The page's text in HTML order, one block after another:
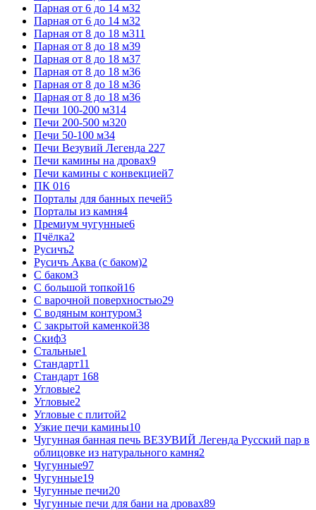
Парная от 6 до 14 м32
Парная от 6 до 14 м32
Парная от 8 до 18 м311
Парная от 8 до 18 м39
Парная от 8 до 18 м37
Парная от 8 до 18 м36
Парная от 8 до 18 м36
Парная от 8 до 18 м36
Печи 100-200 м314
Печи 200-500 м320
Печи 50-100 м34
Печи Везувий Легенда 227
Печи камины на дровах9
Печи камины с конвекцией7
ПК 016
Порталы для банных печей5
Порталы из камня4
Премиум чугунные6
Пчёлка2
Русичъ2
Русичъ Аква (с баком)2
С баком3
С большой топкой16
С варочной поверхностью29
С водяным контуром3
С закрытой каменкой38
Скиф3
Стальные1
Стандарт11
Стандарт 168
Угловые2
Угловые2
Угловые с плитой2
Узкие печи камины10
Чугунная банная печь ВЕЗУВИЙ Легенда Русский пар в
облицовке из натурального камня2
Чугунные97
Чугунные19
Чугунные печи20
Чугунные печи для бани на дровах89